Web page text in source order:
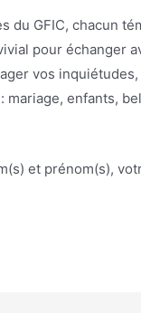
du GFIC, chacun
pour échanger
vos
enfants,
et prénom(s),